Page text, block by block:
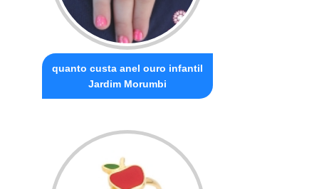
quanto custa anel ouro infantil
Jardim Morumbi